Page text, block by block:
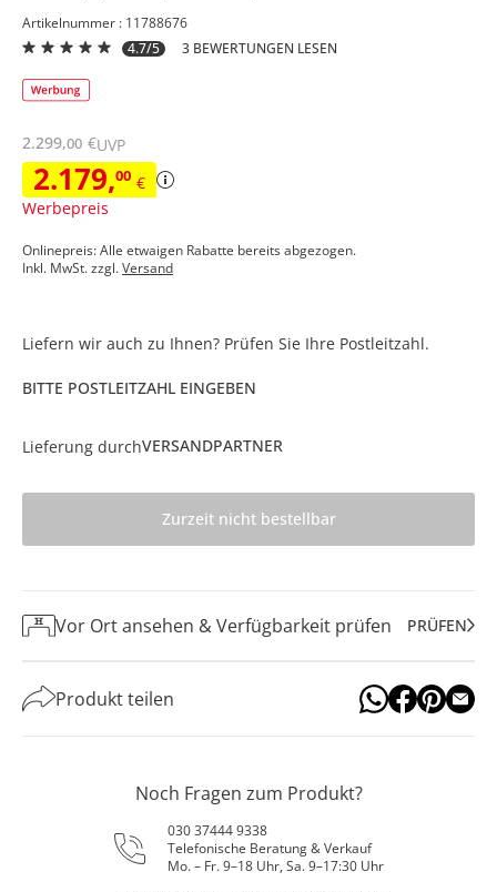
Artikelnummer : 11788676
4.7/5
3 BEWERTUNGEN LESEN
2.179,00 €
Werbepreis
2.299,00 €UVP
Onlinepreis: Alle etwaigen Rabatte bereits abgezogen.
Inkl. MwSt. zzgl.Versand
Liefern wir auch zu Ihnen? Prüfen Sie Ihre Postleitzahl.
BITTE POSTLEITZAHL EINGEBEN
Lieferung durchVERSANDPARTNER
Zurzeit nicht bestellbar
Vor Ort ansehen & Verfügbarkeit prüfen PRÜFEN
Produkt teilen
Noch Fragen zum Produkt?
030 37444 9338
Telefonische Beratung & Verkauf
Mo. – Fr. 9–18 Uhr, Sa. 9–17:30 Uhr